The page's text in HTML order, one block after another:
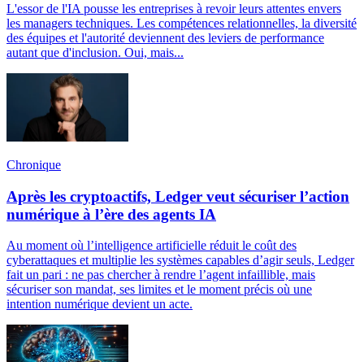
L'essor de l'IA pousse les entreprises à revoir leurs attentes envers
les managers techniques. Les compétences relationnelles, la diversité
des équipes et l'autorité deviennent des leviers de performance
autant que d'inclusion. Oui, mais...
Chronique
Après les cryptoactifs, Ledger veut sécuriser l’action
numérique à l’ère des agents IA
Au moment où l’intelligence artificielle réduit le coût des
cyberattaques et multiplie les systèmes capables d’agir seuls, Ledger
fait un pari : ne pas chercher à rendre l’agent infaillible, mais
sécuriser son mandat, ses limites et le moment précis où une
intention numérique devient un acte.